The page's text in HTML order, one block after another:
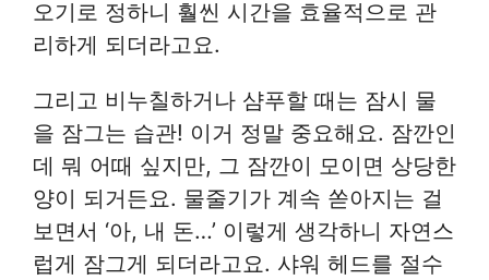
오기로 정하니 훨씬 시간을 효율적으로 관
리하게 되더라고요.
그리고 비누칠하거나 샴푸할 때는 잠시 물
을 잠그는 습관! 이거 정말 중요해요. 잠깐인
데 뭐 어때 싶지만, 그 잠깐이 모이면 상당한
양이 되거든요. 물줄기가 계속 쏟아지는 걸
보면서 ‘아, 내 돈…’ 이렇게 생각하니 자연스
럽게 잠그게 되더라고요. 샤워 헤드를 절수